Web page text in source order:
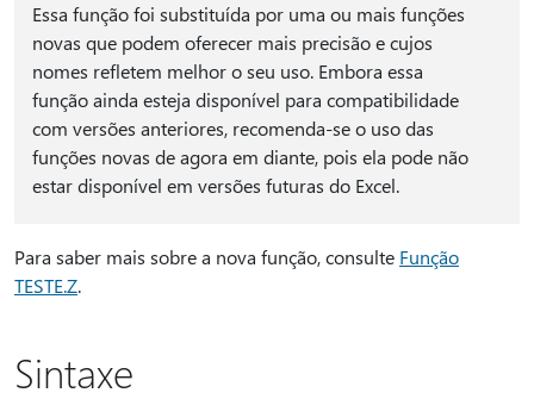
Essa função foi substituída por uma ou mais funções
novas que podem oferecer mais precisão e cujos
nomes refletem melhor o seu uso. Embora essa
função ainda esteja disponível para compatibilidade
com versões anteriores, recomenda-se o uso das
funções novas de agora em diante, pois ela pode não
estar disponível em versões futuras do Excel.
Para saber mais sobre a nova função, consulte Função
TESTE.Z.
Sintaxe